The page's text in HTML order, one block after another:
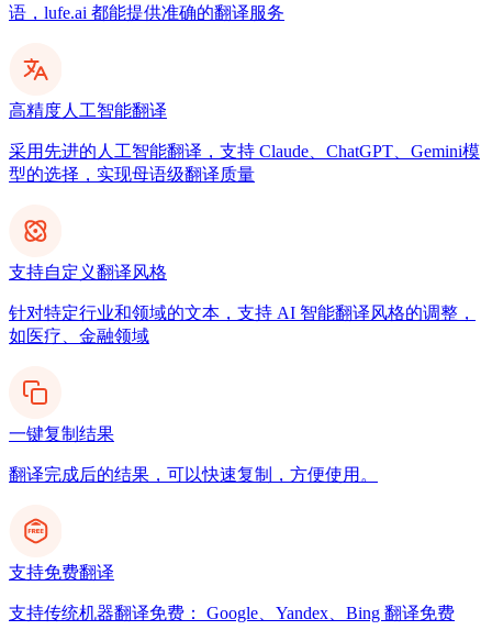
语，lufe.ai 都能提供准确的翻译服务
高精度人工智能翻译
采用先进的人工智能翻译，支持 Claude、ChatGPT、Gemini模
型的选择，实现母语级翻译质量
支持自定义翻译风格
针对特定行业和领域的文本，支持 AI 智能翻译风格的调整，
如医疗、金融领域
一键复制结果
翻译完成后的结果，可以快速复制，方便使用。
支持免费翻译
支持传统机器翻译免费： Google、Yandex、Bing 翻译免费